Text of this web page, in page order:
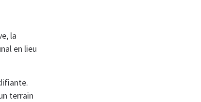
la
en lieu
terrain